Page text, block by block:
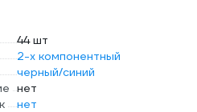
44 шт
2-х компонентный
черный/синий
нет
нет